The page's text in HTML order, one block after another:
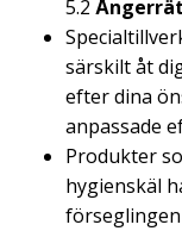
5.2
särskilt åt
efter dina
anpassade
Produkter
hygienskäl